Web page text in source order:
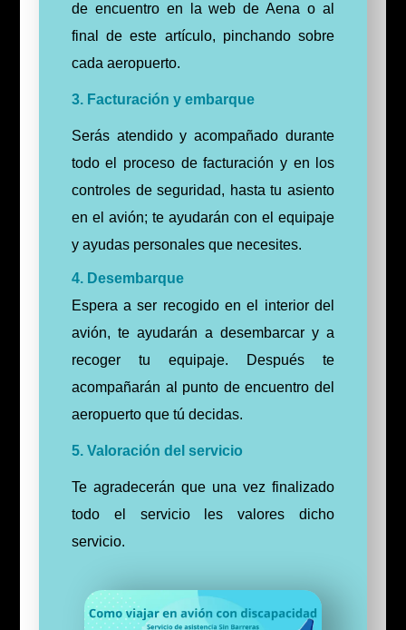
de encuentro en la web de Aena o al
final de este artículo, pinchando sobre
cada aeropuerto.
3. Facturación y embarque
Serás atendido y acompañado durante
todo el proceso de facturación y en los
controles de seguridad, hasta tu asiento
en el avión; te ayudarán con el equipaje
y ayudas personales que necesites.
4. Desembarque
Espera a ser recogido en el interior del
avión, te ayudarán a desembarcar y a
recoger tu equipaje. Después te
acompañarán al punto de encuentro del
aeropuerto que tú decidas.
5. Valoración del servicio
Te agradecerán que una vez finalizado
todo el servicio les valores dicho
servicio.